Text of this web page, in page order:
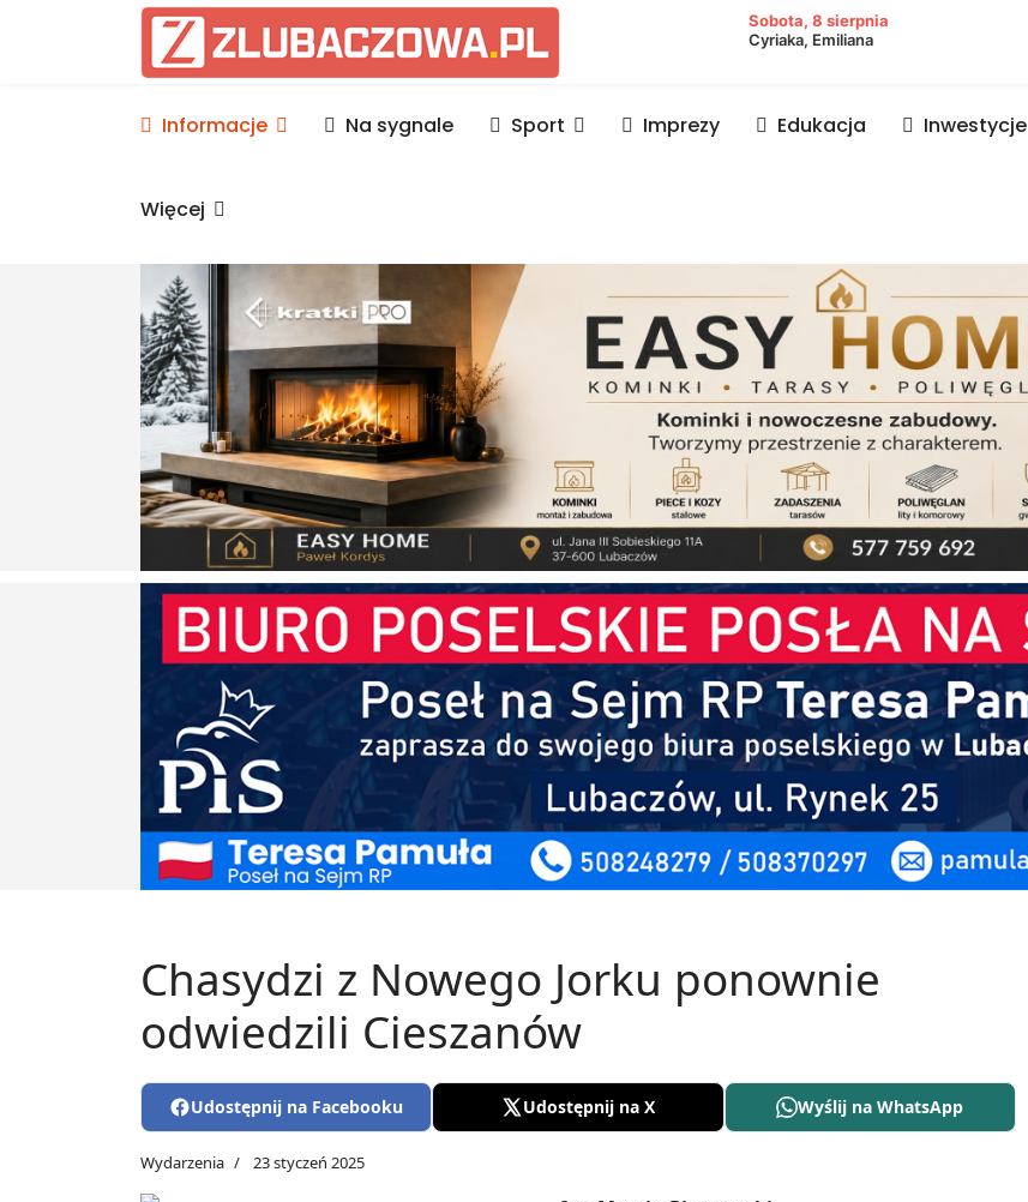
Informacje Lubaczów, powiat lubaczowski
Sobota, 8 sierpnia
Cyriaka, Emiliana
Informacje Na sygnale Sport Imprezy Edukacja Inwestycje
Więcej
Chasydzi z Nowego Jorku ponownie
odwiedzili Cieszanów
Udostępnij na Facebooku Udostępnij na X Wyślij na WhatsApp
Wydarzenia 23 styczeń 2025